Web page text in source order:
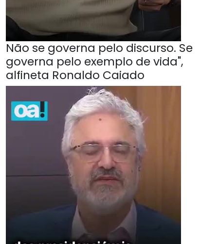
Não se governa pelo discurso. Se
governa pelo exemplo de vida",
alfineta Ronaldo Caiado